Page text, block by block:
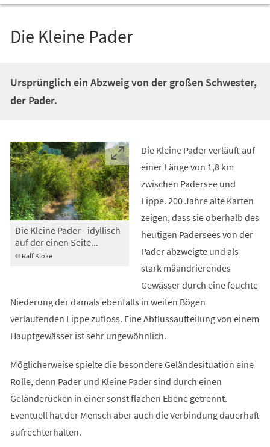
Die Kleine Pader
Ursprünglich ein Abzweig von der großen Schwester,
der Pader.
© Ralf Kloke
Die Kleine Pader - idyllisch
auf der einen Seite...
Die Kleine Pader verläuft auf
einer Länge von 1,8 km
zwischen Padersee und
Lippe. 200 Jahre alte Karten
zeigen, dass sie oberhalb des
heutigen Padersees von der
Pader abzweigte und als
stark mäandrierendes
Gewässer durch eine feuchte
Niederung der damals ebenfalls in weiten Bögen
verlaufenden Lippe zufloss. Eine Abflussaufteilung von einem
Hauptgewässer ist sehr ungewöhnlich.
Möglicherweise spielte die besondere Geländesituation eine
Rolle, denn Pader und Kleine Pader sind durch einen
Geländerücken in einer sonst flachen Ebene getrennt.
Eventuell hat der Mensch aber auch die Verbindung dauerhaft
aufrechterhalten.